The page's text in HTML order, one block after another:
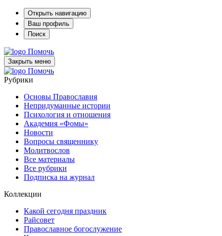
Открыть навигацию
Ваш профиль
Поиск
Помочь
Закрыть меню
Помочь
Рубрики
Основы Православия
Непридуманные истории
Психология и отношения
Академия «Фомы»
Новости
Вопросы священнику
Молитвослов
Все материалы
Все рубрики
Подписка на журнал
Коллекции
Какой сегодня праздник
Райсовет
Православное богослужение